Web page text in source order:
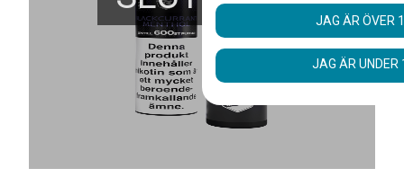
JAG ÄR ÖVER
JAG ÄR UNDER